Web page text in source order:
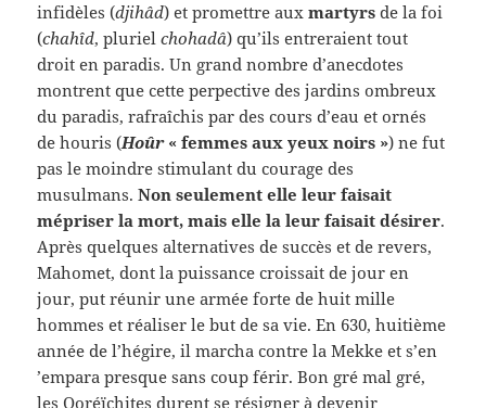
infidèles (djihâd) et promettre auxmartyrs de la foi
(chahîd, plurielchohadâ) qu’ils entreraient tout
droit en paradis. Un grand nombre d’anecdotes
montrent que cette perpective des jardins ombreux
du paradis, rafraîchis par des cours d’eau et ornés
de houris (Hoûr« femmes aux yeux noirs ») ne fut
pas le moindre stimulant du courage des
musulmans.Non seulement elle leur faisait
mépriser la mort, mais elle la leur faisait désirer.
Après quelques alternatives de succès et de revers,
Mahomet, dont la puissance croissait de jour en
jour, put réunir une armée forte de huit mille
hommes et réaliser le but de sa vie. En 630, huitième
année de l’hégire, il marcha contre la Mekke et s’en
’empara presque sans coup férir. Bon gré mal gré,
les Qoréïchites durent se résigner à devenir